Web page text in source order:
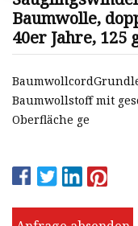
Baumwolle,
40er Jahre, 125
Baumwollstoff mit
Oberfläche ge